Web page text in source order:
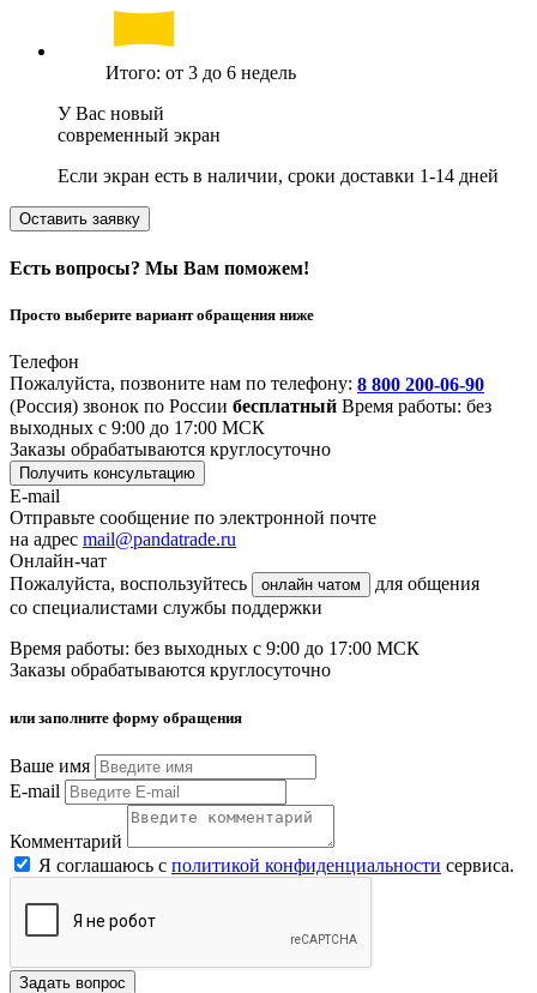
Итого: от 3 до 6 недель
У Вас новый
современный экран
Если экран есть в наличии, сроки доставки 1-14 дней
Оставить заявку
Есть вопросы? Мы Вам поможем!
Просто выберите вариант обращения ниже
Телефон
Пожалуйста, позвоните нам по телефону: 8 800 200-06-90
(Россия) звонок по России бесплатный Время работы: без
выходных с 9:00 до 17:00 МСК
Заказы обрабатываются круглосуточно
Получить консультацию
E-mail
Отправьте сообщение по электронной почте
на адрес mail@pandatrade.ru
Онлайн-чат
Пожалуйста, воспользуйтесь
онлайн чатом
для общения
со специалистами службы поддержки
Время работы: без выходных с 9:00 до 17:00 МСК
Заказы обрабатываются круглосуточно
или заполните форму обращения
Ваше имя
E-mail
Комментарий
Я соглашаюсь с политикой конфиденциальности сервиса.
Задать вопрос